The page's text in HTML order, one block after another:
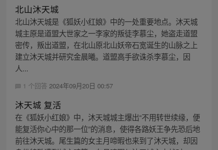
北山沐天城
北山沐天城是《狐妖小红娘》中的一处重要地点。沐天城
城主原是道盟大世家之一李家的叛徒李慕尘，她盗走道盟
密传，叛出道盟，在北山原北山妖帝石宽诞生的山脉之上
建立沐天城并研究金晨曦。道盟高手欲诛杀李慕尘，因
人...
1 个回答 2024年09月20日 00:57
沐天城 复活
在《狐妖小红娘》中，沐天城城主爆出“不用转世续缘，便
能复活你心中的那一位”的消息，使得各路妖王争先恐后地
前往沐天城。尾生篇的女主月啼暇也来到了沐天城，却因